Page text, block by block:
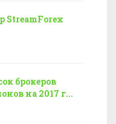
StreamForex
брокеров
на 2017 г...